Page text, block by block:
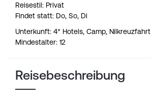
Reisestil: Privat
Findet statt: Do, So, Di
Unterkunft: 4* Hotels, Camp, Nilkreuzfahrt
Mindestalter: 12
Reisebeschreibung